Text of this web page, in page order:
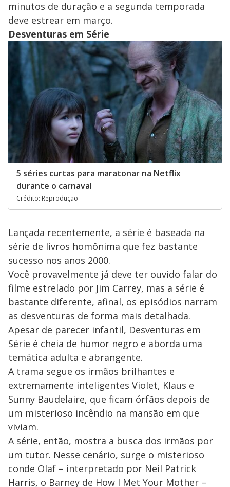
minutos de duração e a segunda temporada
deve estrear em março.
Desventuras em Série
5 séries curtas para maratonar na Netflix
durante o carnaval
Crédito: Reprodução
Lançada recentemente, a série é baseada na
série de livros homônima que fez bastante
sucesso nos anos 2000.
Você provavelmente já deve ter ouvido falar do
filme estrelado por Jim Carrey, mas a série é
bastante diferente, afinal, os episódios narram
as desventuras de forma mais detalhada.
Apesar de parecer infantil, Desventuras em
Série é cheia de humor negro e aborda uma
temática adulta e abrangente.
A trama segue os irmãos brilhantes e
extremamente inteligentes Violet, Klaus e
Sunny Baudelaire, que ficam órfãos depois de
um misterioso incêndio na mansão em que
viviam.
A série, então, mostra a busca dos irmãos por
um tutor. Nesse cenário, surge o misterioso
conde Olaf – interpretado por Neil Patrick
Harris, o Barney de How I Met Your Mother –